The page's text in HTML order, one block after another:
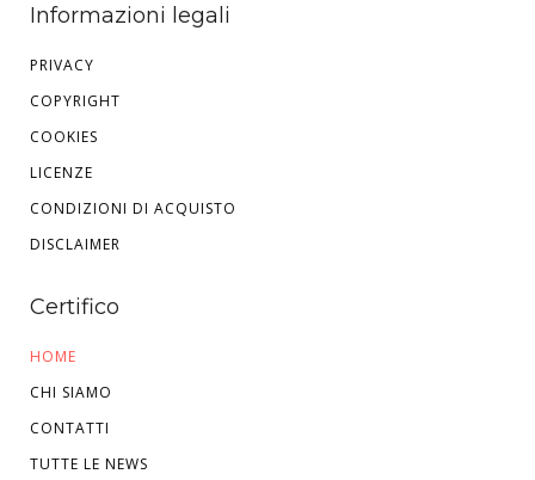
Informazioni legali
PRIVACY
COPYRIGHT
COOKIES
LICENZE
CONDIZIONI DI ACQUISTO
DISCLAIMER
Certifico
HOME
CHI SIAMO
CONTATTI
TUTTE LE NEWS